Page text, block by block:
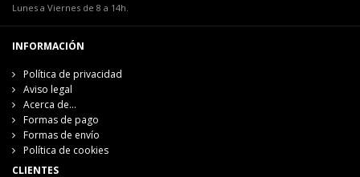
Lunes a Viernes de 8 a 14h.
INFORMACIÓN
Política de privacidad
Aviso legal
Acerca de...
Formas de pago
Formas de envío
Política de cookies
CLIENTES